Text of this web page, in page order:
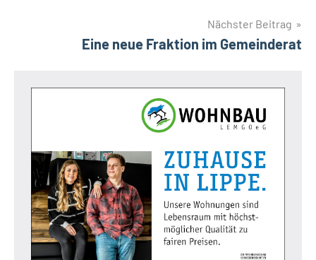
Nächster Beitrag
Eine neue Fraktion im Gemeinderat